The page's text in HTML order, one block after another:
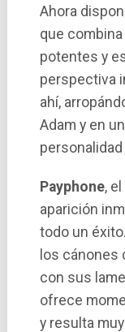
Ahora
que
potentes y
perspectiva
ahí,
Adam y en
Payphone,
aparición
todo un
los cánones
con sus
ofrece
y resulta